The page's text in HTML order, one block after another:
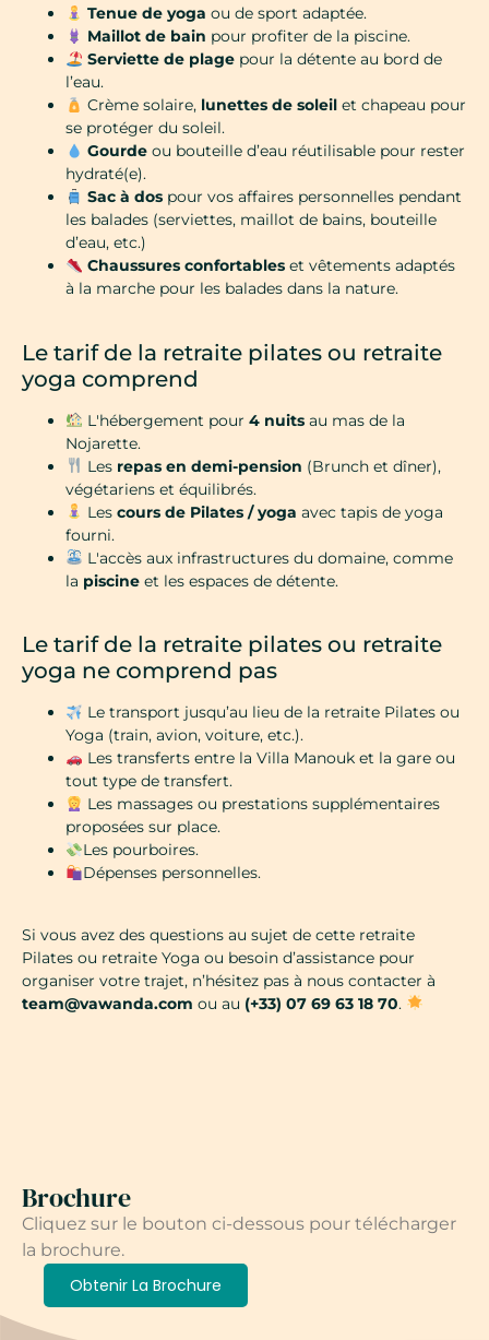
Tenue de yoga ou de sport adaptée.
Maillot de bain pour profiter de la piscine.
Serviette de plagepour la détente au bord de
l’eau.
Crème solaire, lunettes de soleilet chapeau pour
se protéger du soleil.
Gourdeou bouteille d’eau réutilisable pour rester
hydraté(e).
Sac à dospour vos affaires personnelles pendant
les balades (serviettes, maillot de bains, bouteille
d’eau, etc.)
Chaussures confortableset vêtements adaptés
à la marche pour les balades dans la nature.
Le tarif de la retraite pilates ou retraite
yoga comprend
L'hébergement pour 4 nuitsau mas de la
Nojarette.
Les repas en demi-pension (Brunch et dîner),
végétariens et équilibrés.
Les cours de Pilates / yoga avec tapis de yoga
fourni.
L'accès aux infrastructures du domaine, comme
la piscine et les espaces de détente.
Le tarif de la retraite pilates ou retraite
yoga ne comprend pas
Le transport jusqu’au lieu de la retraite Pilates ou
Yoga (train, avion, voiture, etc.).
Les transferts entre la Villa Manouk et la gare ou
tout type de transfert.
Les massages ou prestations supplémentaires
proposées sur place.
Les pourboires.
Dépenses personnelles.
Si vous avez des questions au sujet de cette retraite
Pilates ou retraite Yoga ou besoin d’assistance pour
organiser votre trajet, n’hésitez pas à nous contacter à
team@vawanda.com ou au (+33) 07 69 63 18 70.
Brochure
Cliquez sur le bouton ci-dessous pour télécharger
la brochure.
Obtenir La Brochure